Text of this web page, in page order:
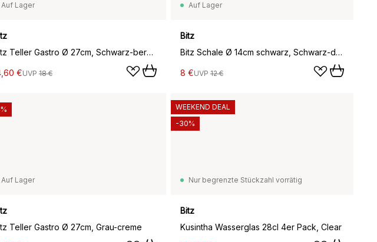
Auf Lager
Bitz Teller Gastro Ø 27cm, Schwarz-bernstein
€UVP 18 €
Auf Lager
Bitz
Bitz Schale Ø 14cm schwarz, Schwarz-dunkelblau
8 €UVP 12 €
Auf Lager
Teller Gastro Ø 27cm, Grau-creme
Nur begrenzte Stückzahl vorrätig
Bitz
Kusintha Wasserglas 28cl 4er Pack, Clear
WEEKEND DEAL
-30%